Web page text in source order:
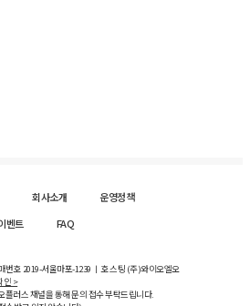
회사소개
운영정책
벤트 FAQ
번호 2019-서울마포-1239 ㅣ 호스팅 (주)와이오엘오
인 >
러스 채널을 통해 문의 접수 부탁드립니다.